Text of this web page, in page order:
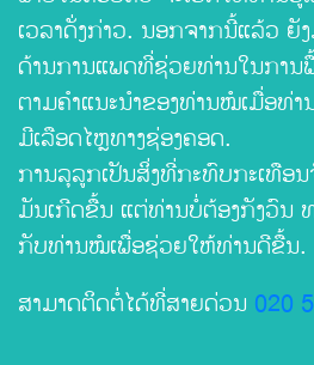
ເວລາດັ່ງກ່າວ. ນອກຈາກນີ້ແລ້ວ ຍັ
ດ້ານການແພດທີ່ຊ່ວຍທ່ານໃນການ
ຕາມຄໍາແນະນໍາຂອງທ່ານໝໍເມື່ອທ່
ມີເລືອດໄຫຼທາງຊ່ອງຄອດ.
ການລຸລູກເປັນສິ່ງທີ່ກະທົບກະເທືອ
ມັນເກີດຂື້ນ ແຕ່ທ່ານບໍ່ຕ້ອງກັງວົນ
ກັບທ່ານໝໍເພື່ອຊ່ວຍໃຫ້ທ່ານດີຂື້ນ.
ສາມາດຕິດຕໍ່ໄດ້ທີ່ສາຍດ່ວນ 020